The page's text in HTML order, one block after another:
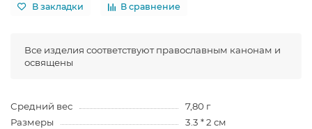
В закладки В сравнение
Все изделия соответствуют православным канонам и
освящены
Средний вес
7,80 г
Размеры
3.3 * 2 см